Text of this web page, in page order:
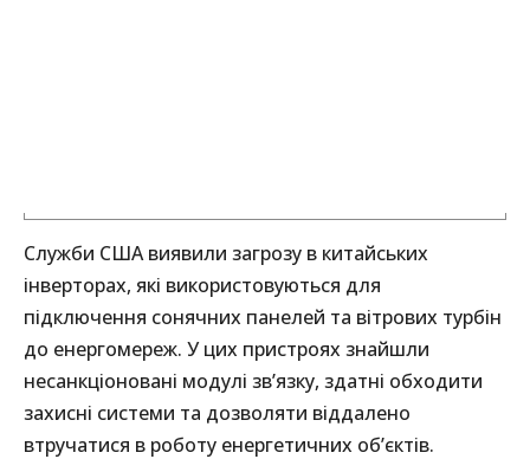
Служби США виявили загрозу в китайських
інверторах, які використовуються для
підключення сонячних панелей та вітрових турбін
до енергомереж. У цих пристроях знайшли
несанкціоновані модулі зв’язку, здатні обходити
захисні системи та дозволяти віддалено
втручатися в роботу енергетичних об’єктів.